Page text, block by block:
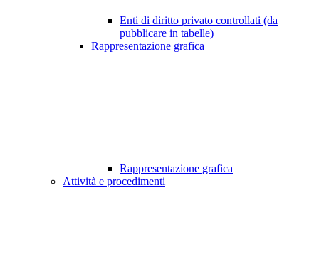
Enti di diritto privato controllati (da
pubblicare in tabelle)
Rappresentazione grafica
Rappresentazione grafica
Attività e procedimenti